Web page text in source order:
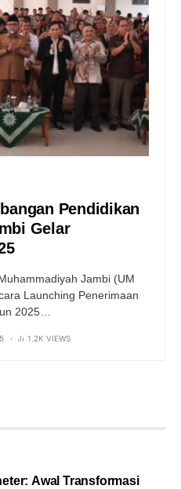
Pendidikan
Gelar
Jambi (UM
Launching Penerimaan
2025…
1.2K VIEWS
Awal Transformasi